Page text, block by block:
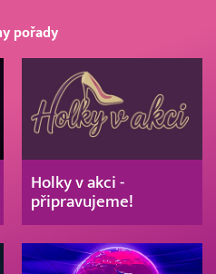
pořady
Holky v akci -
připravujeme!